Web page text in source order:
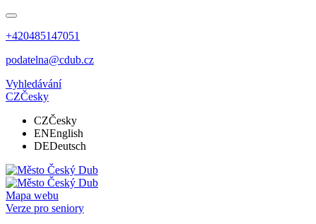
+420485147051
podatelna@cdub.cz
Vyhledávání
CZČesky
CZČesky
ENEnglish
DEDeutsch
Mapa webu
Verze pro seniory